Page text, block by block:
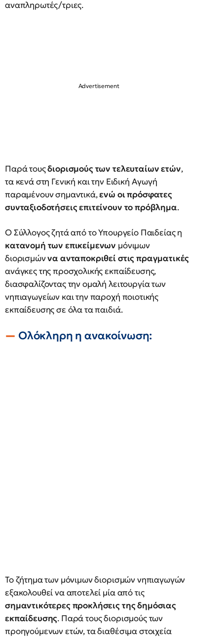
αναπληρωτές/τριες.
Παρά τουςδιορισμούς των τελευταίων ετών,
τα κενά στη Γενική και την Ειδική Αγωγή
παραμένουν σημαντικά,ενώ οι πρόσφατες
συνταξιοδοτήσεις επιτείνουν το πρόβλημα.
Ο Σύλλογος ζητά από το Υπουργείο Παιδείας η
κατανομή των επικείμενων μόνιμων
διορισμώννα ανταποκριθεί στις πραγματικές
ανάγκες της προσχολικής εκπαίδευσης,
διασφαλίζοντας την ομαλή λειτουργία των
νηπιαγωγείων και την παροχή ποιοτικής
εκπαίδευσης σε όλα τα παιδιά.
Ολόκληρη η ανακοίνωση:
Το ζήτημα των μόνιμων διορισμών νηπιαγωγών
εξακολουθεί να αποτελεί μία από τις
σημαντικότερες προκλήσεις της δημόσιας
εκπαίδευσης. Παρά τους διορισμούς των
προηγούμενων ετών, τα διαθέσιμα στοιχεία